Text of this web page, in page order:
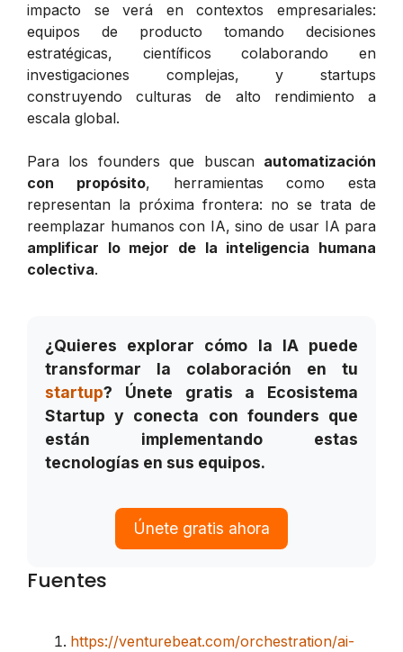
impacto se verá en contextos empresariales:
equipos de producto tomando decisiones
estratégicas, científicos colaborando en
investigaciones complejas, y startups
construyendo culturas de alto rendimiento a
escala global.
Para los founders que buscan automatización
con propósito, herramientas como esta
representan la próxima frontera: no se trata de
reemplazar humanos con IA, sino de usar IA para
amplificar lo mejor de la inteligencia humana
colectiva.
¿Quieres explorar cómo la IA puede
transformar la colaboración en tu
startup? Únete gratis a Ecosistema
Startup y conecta con founders que
están implementando estas
tecnologías en sus equipos.
Únete gratis ahora
Fuentes
https://venturebeat.com/orchestration/ai-